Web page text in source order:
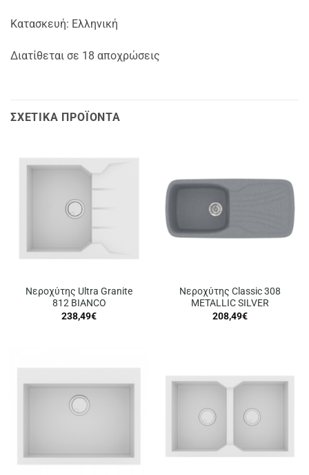
Κατασκευή: Ελληνική
Διατίθεται σε 18 αποχρώσεις
ΣΧΕΤΙΚΆ ΠΡΟΪΌΝΤΑ
Νεροχύτης Ultra Granite
812 BIANCO
238,49€
Νεροχύτης Classic 308
METALLIC SILVER
208,49€